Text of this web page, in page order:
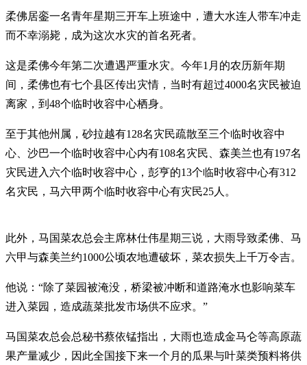
柔佛居銮一名青年星期三开车上班途中，遭大水连人带车冲走
而不幸溺毙，成为这次水灾的首名死者。
这是柔佛今年第二次遭遇严重水灾。今年1月的农历新年期
间，柔佛也有七个县区传出灾情，当时有超过4000名灾民被迫
离家，到48个临时收容中心栖身。
至于其他州属，砂拉越有128名灾民疏散至三个临时收容中
心、沙巴一个临时收容中心内有108名灾民、森美兰也有197名
灾民进入六个临时收容中心，彭亨的13个临时收容中心有312
名灾民，马六甲两个临时收容中心有灾民25人。
此外，马国菜农总会主席林仕伟星期三说，大雨导致柔佛、马
六甲与森美兰约1000公顷农地遭破坏，菜农损失上千万令吉。
他说：“除了菜园被淹没，桥梁被冲断和道路淹水也影响菜车
进入菜园，造成蔬菜批发市场供不应求。”
马国菜农总会总秘书蔡依锰指出，大雨也造成金马仑等高原蔬
果产量减少，因此全国接下来一个月的瓜果与叶菜类预料将供